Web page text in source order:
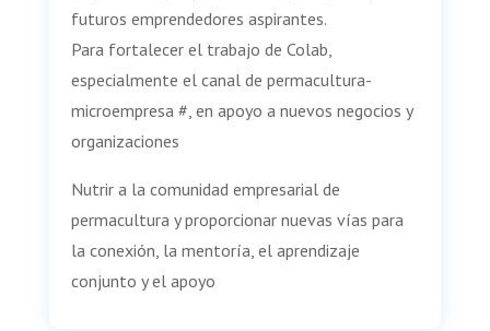
futuros emprendedores aspirantes.
Para fortalecer el trabajo de Colab,
especialmente el canal de permacultura-
microempresa #, en apoyo a nuevos negocios y
organizaciones
Nutrir a la comunidad empresarial de
permacultura y proporcionar nuevas vías para
la conexión, la mentoría, el aprendizaje
conjunto y el apoyo